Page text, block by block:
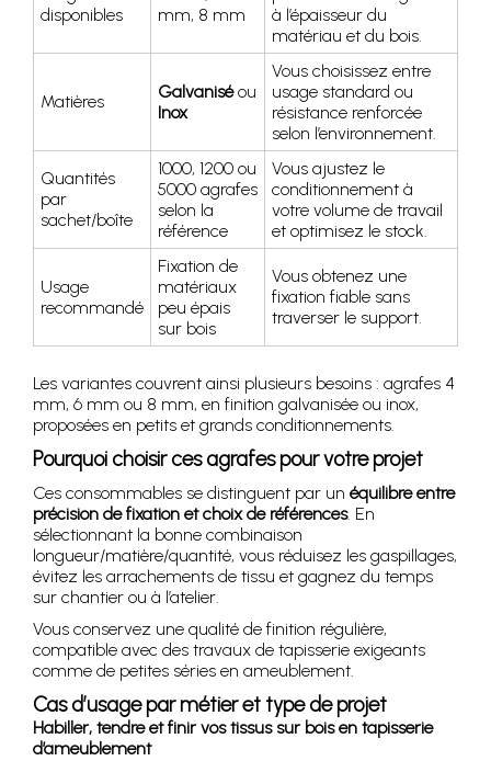
disponibles
mm, 8 mm
à l’épaisseur du
matériau et du bois.
Matières Galvaniséou
Inox
Vous choisissez entre
usage standard ou
résistance renforcée
selon l’environnement.
Quantités
par
sachet/boîte
1000, 1200 ou
5000 agrafes
selon la
référence
Vous ajustez le
conditionnement à
votre volume de travail
et optimisez le stock.
Usage
recommandé
Fixation de
matériaux
peu épais
sur bois
Vous obtenez une
fixation fiable sans
traverser le support.
Les variantes couvrent ainsi plusieurs besoins : agrafes 4
mm, 6 mm ou 8 mm, en finition galvanisée ou inox,
proposées en petits et grands conditionnements.
Pourquoi choisir ces agrafes pour votre projet
Ces consommables se distinguent par un équilibre entre
précision de fixation et choix de références. En
sélectionnant la bonne combinaison
longueur/matière/quantité, vous réduisez les gaspillages,
évitez les arrachements de tissu et gagnez du temps
sur chantier ou à l’atelier.
Vous conservez une qualité de finition régulière,
compatible avec des travaux de tapisserie exigeants
comme de petites séries en ameublement.
Cas d’usage par métier et type de projet
Habiller, tendre et finir vos tissus sur bois en tapisserie
d’ameublement